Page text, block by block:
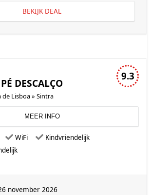
BEKIJK DEAL
9.3
accommodatie
DESCALÇO
Lisboa » Sintra
MEER INFO
WiFi
Kindvriendelijk
november 2026